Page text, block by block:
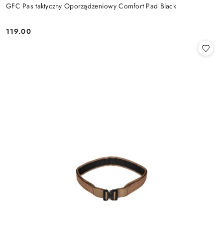
GFC Pas taktyczny Oporządzeniowy Comfort Pad Black
Cena:
119.00